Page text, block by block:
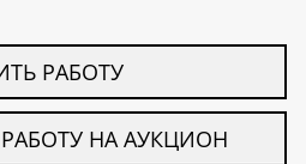
РАБОТУ
НА АУКЦИОН